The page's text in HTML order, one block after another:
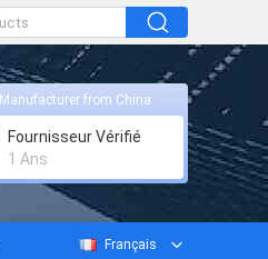
Manufacturer from China
Fournisseur Vérifié
1 Ans
Français